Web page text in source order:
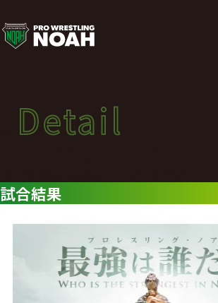
試
合
結
果
|
プ
Detail
試合結果
Detail
試合結果